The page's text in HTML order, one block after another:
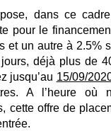
dans ce
pour le
et un autre à 2.5%
déjà plus de
jusqu’au 15/09/
A l’heure où
cette offre de